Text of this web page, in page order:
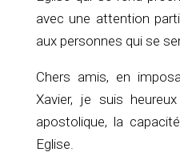
avec une attention
aux personnes qui se
Chers amis, en
Xavier, je suis
apostolique, la
Eglise.